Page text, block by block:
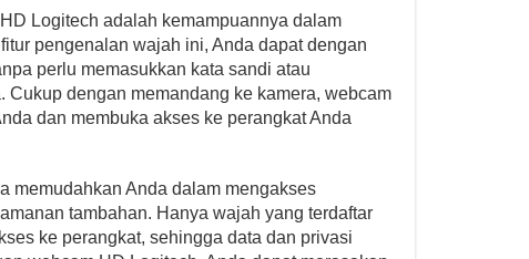
Logitech adalah kemampuannya dalam
pengenalan wajah ini, Anda dapat dengan
perlu memasukkan kata sandi atau
dengan memandang ke kamera, webcam
dan membuka akses ke perangkat Anda
memudahkan Anda dalam mengakses
tambahan. Hanya wajah yang terdaftar
ke perangkat, sehingga data dan privasi